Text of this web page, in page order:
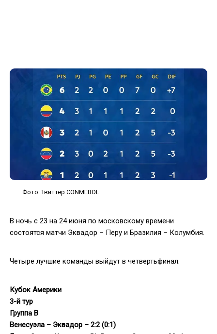
Фото: Твиттер CONMEBOL
В ночь с 23 на 24 июня по московскому времени
состоятся матчи Эквадор – Перу и Бразилия – Колумбия.
Четыре лучшие команды выйдут в четвертьфинал.
Кубок Америки
3-й тур
Группа B
Венесуэла – Эквадор – 2:2 (0:1)